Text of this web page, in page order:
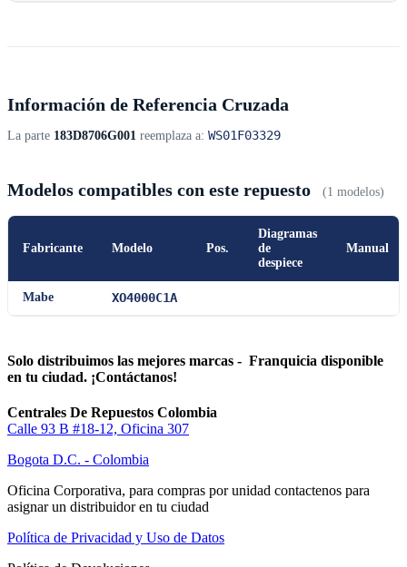
Información de Referencia Cruzada
La parte 183D8706G001 reemplaza a: WS01F03329
Modelos compatibles con este repuesto (1 modelos)
Fabricante Modelo Pos.
Diagramas
de
despiece
Manual
Mabe XO4000C1A
Solo distribuimos las mejores marcas - Franquicia disponible
en tu ciudad. ¡Contáctanos!
Centrales De Repuestos Colombia
Calle 93 B #18-12, Oficina 307
Bogota D.C. - Colombia
Oficina Corporativa, para compras por unidad contactenos para
asignar un distribuidor en tu ciudad
Política de Privacidad y Uso de Datos